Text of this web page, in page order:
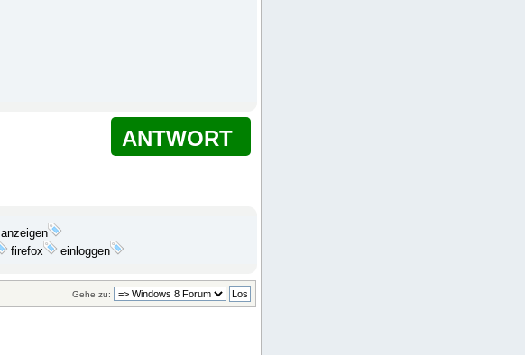
ANTWORT
anzeigen
firefox einloggen
Gehe zu: